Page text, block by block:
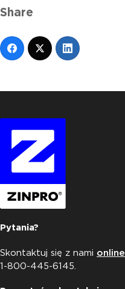
Share
Pytania?
Skontaktuj się z nami online
1-800-445-6145.